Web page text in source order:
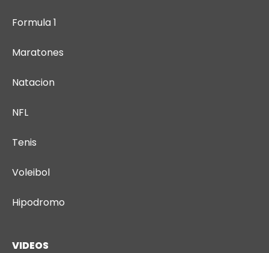
Formula 1
Maratones
Natacion
NFL
Tenis
Voleibol
Hipodromo
VIDEOS